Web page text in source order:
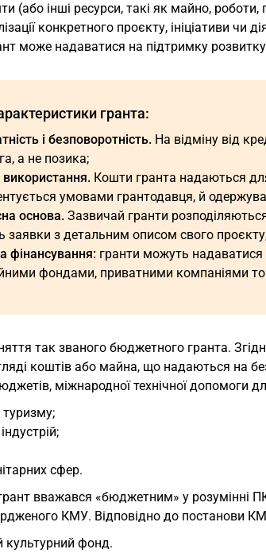
(або інші ресурси, такі як майно,
конкретного проєкту, ініціативи чи
може надаватися на підтримку розвитку
гранта:
і безповоротність. На відміну від
а не позика;
використання. Кошти гранта надаються
умовами грантодавця, й
основа. Зазвичай гранти
заявки з детальним описом свого
фінансування: гранти можуть
фондами, приватними компаніями
так званого бюджетного гранта.
коштів або майна, що надаються на
міжнародної технічної допомоги
туризму;
сфер.
вважався «бюджетним» у розумінні
КМУ. Відповідно до постанови
культурний фонд.